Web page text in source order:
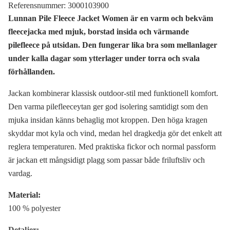
Referensnummer: 3000103900
Lunnan Pile Fleece Jacket Women är en varm och bekväm
fleecejacka med mjuk, borstad insida och värmande
pilefleece på utsidan. Den fungerar lika bra som mellanlager
under kalla dagar som ytterlager under torra och svala
förhållanden.
Jackan kombinerar klassisk outdoor-stil med funktionell komfort.
Den varma pilefleeceytan ger god isolering samtidigt som den
mjuka insidan känns behaglig mot kroppen. Den höga kragen
skyddar mot kyla och vind, medan hel dragkedja gör det enkelt att
reglera temperaturen. Med praktiska fickor och normal passform
är jackan ett mångsidigt plagg som passar både friluftsliv och
vardag.
Material:
100 % polyester